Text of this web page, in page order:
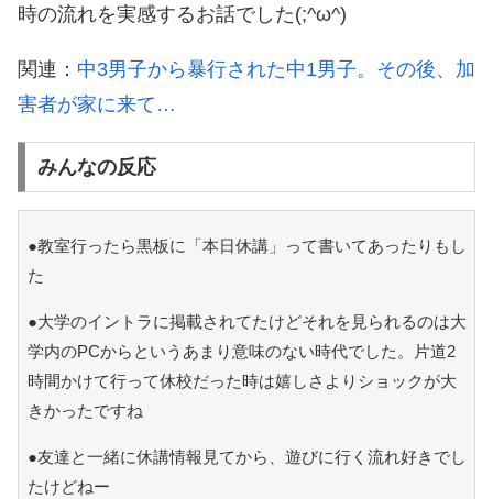
時の流れを実感するお話でした(;^ω^)
関連： 中3男子から暴行された中1男子。その後、加
害者が家に来て…
みんなの反応
●教室行ったら黒板に「本日休講」って書いてあったりもし
た
●大学のイントラに掲載されてたけどそれを見られるのは大
学内のPCからというあまり意味のない時代でした。片道2
時間かけて行って休校だった時は嬉しさよりショックが大
きかったですね
●友達と一緒に休講情報見てから、遊びに行く流れ好きでし
たけどねー